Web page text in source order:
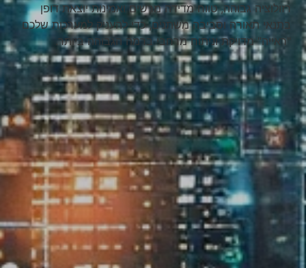
רזולוציה גבוהה, טווח מדידה מרשים ואמינות יוצאת דופן
בתנאי תאורה וסביבה משתנים, כדי להעניק למערכות שלכם
"ראייה" מדויקת וניתוח מרחבי ברמה הגבוהה ביותר.